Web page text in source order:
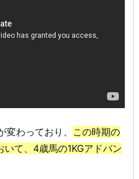
わっており、 この時期の
て、4歳馬の1KGアドバン